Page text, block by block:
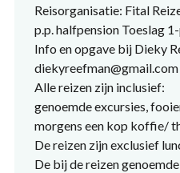
Reisorganisatie: Fital
p.p. halfpension Toeslag
Info en opgave bij Dieky
diekyreefman@gmail.com
Alle reizen zijn inclusief:
genoemde excursies,
morgens een kop koffie/
De reizen zijn exclusief
De bij de reizen